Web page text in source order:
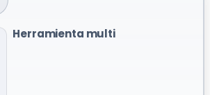
Herramienta multi